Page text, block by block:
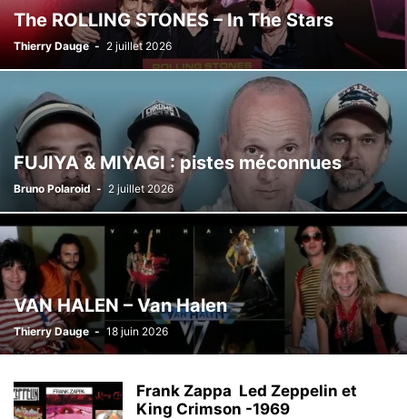
The ROLLING STONES – In The Stars
Thierry Dauge - 2 juillet 2026
FUJIYA & MIYAGI : pistes méconnues
Bruno Polaroid - 2 juillet 2026
VAN HALEN – Van Halen
Thierry Dauge - 18 juin 2026
Frank Zappa Led Zeppelin et
King Crimson -1969